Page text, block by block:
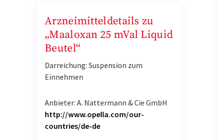
Arzneimitteldetails zu
„Maaloxan 25 mVal Liquid
Beutel“
Darreichung: Suspension zum
Einnehmen
Anbieter: A. Nattermann & Cie GmbH
http://www.opella.com/our-
countries/de-de